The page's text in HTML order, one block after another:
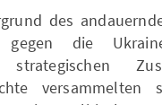
des
gegen die
strategischen